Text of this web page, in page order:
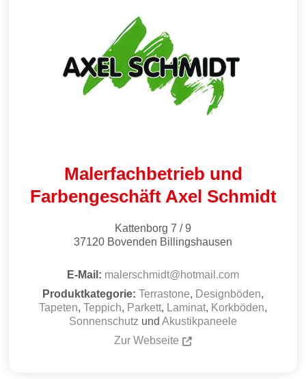
Malerfach­betrieb und
Farbengeschäft Axel Schmidt
Kattenborg 7 / 9
37120 Bovenden Billingshausen
E-Mail: malerschmidt@hotmail.com
Produktkategorie: Terrastone, Designböden,
Tapeten, Teppich, Parkett, Laminat, Korkböden,
Sonnenschutz und Akustikpaneele
Zur Webseite